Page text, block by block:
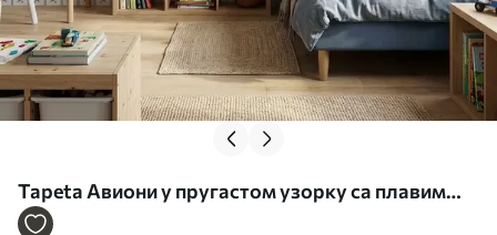
Tapeta Авиони у пругастом узорку са плавим
пругама бр. a01170